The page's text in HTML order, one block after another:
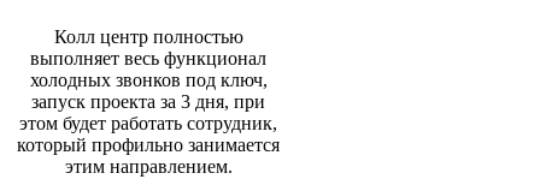
Колл центр полностью
выполняет весь функционал
холодных звонков под ключ,
запуск проекта за 3 дня, при
этом будет работать сотрудник,
который профильно занимается
этим направлением.